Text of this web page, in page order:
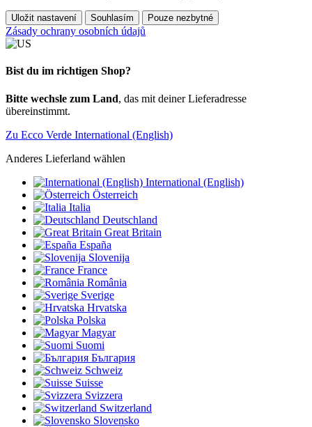
Uložit nastavení Souhlasím Pouze nezbytné
Zásady ochrany osobních údajů
Bist du im richtigen Shop?
Bitte wechsle zum Land, das mit deiner Lieferadresse
übereinstimmt.
Zu Ecco Verde International (English)
Anderes Lieferland wählen
International (English)
Österreich
Italia
Deutschland
Great Britain
España
Slovenija
France
România
Sverige
Hrvatska
Polska
Magyar
Suomi
България
Schweiz
Suisse
Svizzera
Switzerland
Slovensko